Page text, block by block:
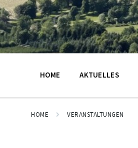
HOME AKTUELLES
HOME VERANSTALTUNGEN